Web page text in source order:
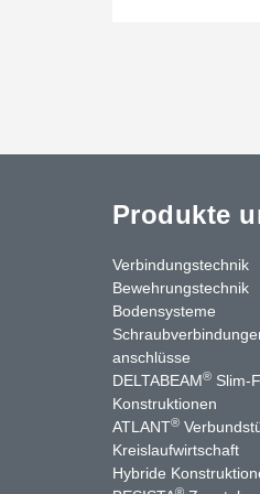
Produkte
Verbindungstechnik
Bewehrungstechnik
Bodensysteme
anschlüsse
DELTABEAM® Slim-
Konstruktionen
ATLANT®
Kreislaufwirtschaft
Hybride
®
Kontakt